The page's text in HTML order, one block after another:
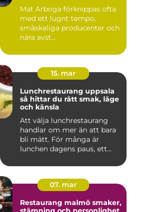
Mat Arboga förknippas ofta
med ett lugnt tempo,
småskaliga producenter och
nära avst...
15. mar
Lunchrestaurang uppsala
så hittar du rätt smak, läge
och känsla
Att välja lunchrestaurang
handlar om mer än att bara
bli mätt. För många är
lunchen dagens paus, ett...
07. mar
Restaurang malmö smaker,